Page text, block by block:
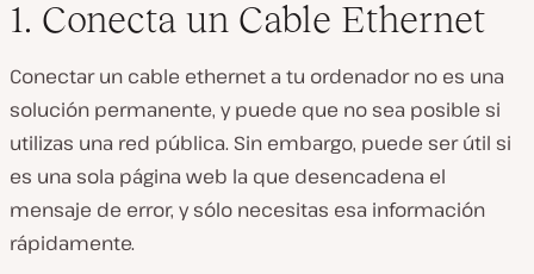
1. Conecta un Cable Ethernet
Conectar un cable ethernet a tu ordenador no es una
solución permanente, y puede que no sea posible si
utilizas una red pública. Sin embargo, puede ser útil si
es una sola página web la que desencadena el
mensaje de error, y sólo necesitas esa información
rápidamente.